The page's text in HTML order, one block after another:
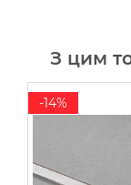
З цим
-14%